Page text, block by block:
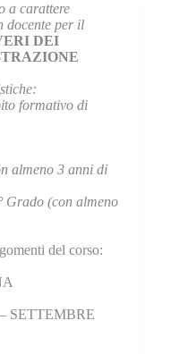
a carattere
docente per il
DEI
formativo di
almeno 3 anni di
Grado (con almeno
del corso:
SETTEMBRE